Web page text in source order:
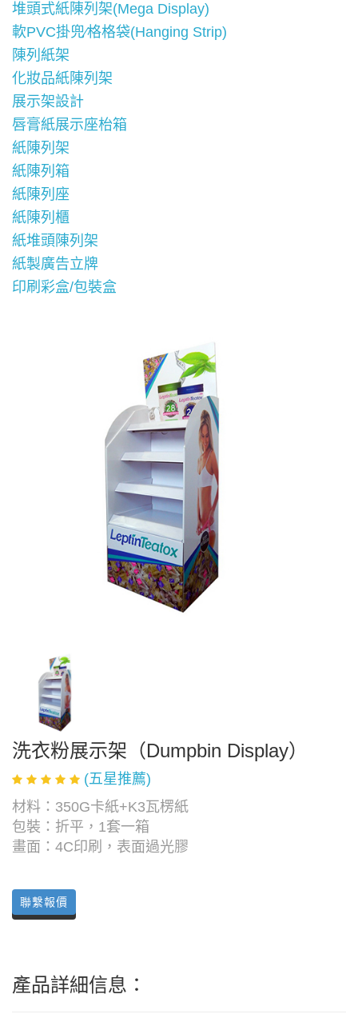
堆頭式紙陳列架(Mega Display)
軟PVC掛兜∕格格袋(Hanging Strip)
陳列紙架
化妝品紙陳列架
展示架設計
唇膏紙展示座枱箱
紙陳列架
紙陳列箱
紙陳列座
紙陳列櫃
紙堆頭陳列架
紙製廣告立牌
印刷彩盒/包裝盒
洗衣粉展示架（Dumpbin Display）
(五星推薦)
材料：350G卡紙+K3瓦楞紙
包裝：折平，1套一箱
畫面：4C印刷，表面過光膠
聯繫報價
產品詳細信息：